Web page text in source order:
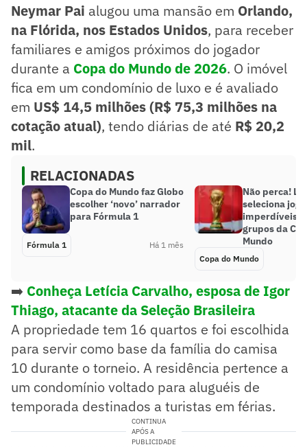
Neymar Pai alugou uma mansão em Orlando,
na Flórida, nos Estados Unidos, para receber
familiares e amigos próximos do jogador
durante a Copa do Mundo de 2026. O imóvel
fica em um condomínio de luxo e é avaliado
em US$ 14,5 milhões (R$ 75,3 milhões na
cotação atual), tendo diárias de até R$ 20,2
mil.
RELACIONADAS
Copa do Mundo faz Globo
escolher ‘novo’ narrador
para Fórmula 1
Fórmula 1 Há 1 mês
Não perca!
seleciona
imperdíveis
grupos da
Mundo
Copa do Mundo
➡️ Conheça Letícia Carvalho, esposa de Igor
Thiago, atacante da Seleção Brasileira
A propriedade tem 16 quartos e foi escolhida
para servir como base da família do camisa
10 durante o torneio. A residência pertence a
um condomínio voltado para aluguéis de
temporada destinados a turistas em férias.
CONTINUA
APÓS A
PUBLICIDADE